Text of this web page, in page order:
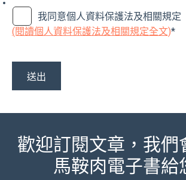
我同意個人資料保護法及相關規定
(閱讀個人資料保護法及相關規定全文)*
歡迎訂閱文章，我們
馬鞍肉電子書給